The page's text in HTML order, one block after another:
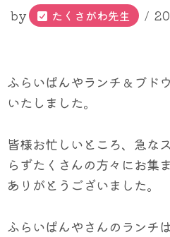
ツ
へ
ッ
プ
by たくさがわ先生
ふらいぱんやランチ＆ブド
いたしました。
皆様お忙しいところ、急な
らずたくさんの方々にお集
ありがとうございました。
ふらいぱんやさんのランチ